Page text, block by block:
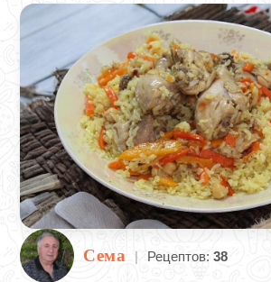
Сема | Рецептов:38